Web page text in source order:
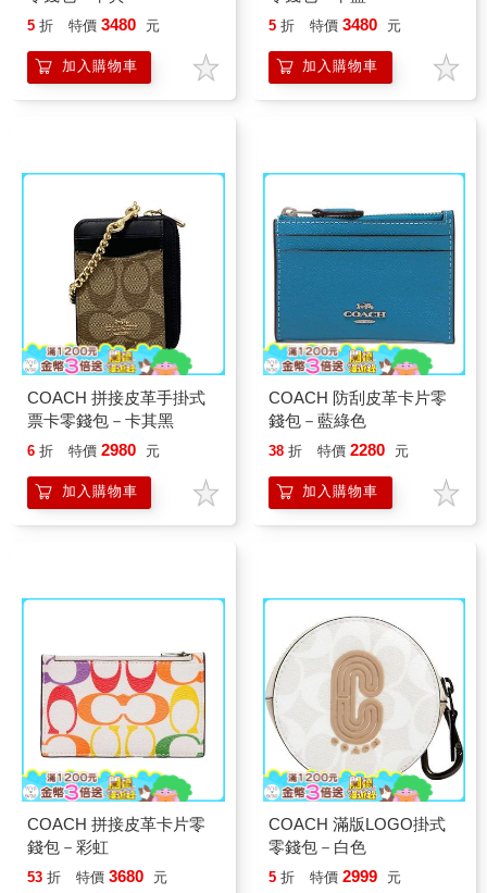
5 折 特價 3480 元
加入購物車
5 折 特價 3480 元
加入購物車
COACH 拼接皮革手掛式
票卡零錢包－卡其黑
6 折 特價 2980 元
加入購物車
COACH 防刮皮革卡片零
錢包－藍綠色
38 折 特價 2280 元
加入購物車
COACH 拼接皮革卡片零
錢包－彩虹
53 折 特價 3680 元
COACH 滿版LOGO掛式
零錢包－白色
5 折 特價 2999 元